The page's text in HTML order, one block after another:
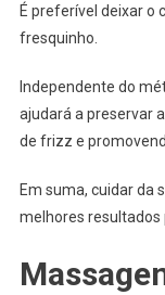
É preferível deixar o
fresquinho.
Independente do
ajudará a preservar
de frizz e
Em suma, cuidar da
melhores resultados